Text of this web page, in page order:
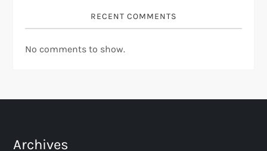
RECENT COMMENTS
No comments to show.
Archives